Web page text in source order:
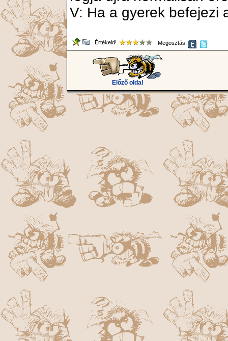
V: Ha a gyerek befejezi
Értékeld! Megosztás:
Előző oldal